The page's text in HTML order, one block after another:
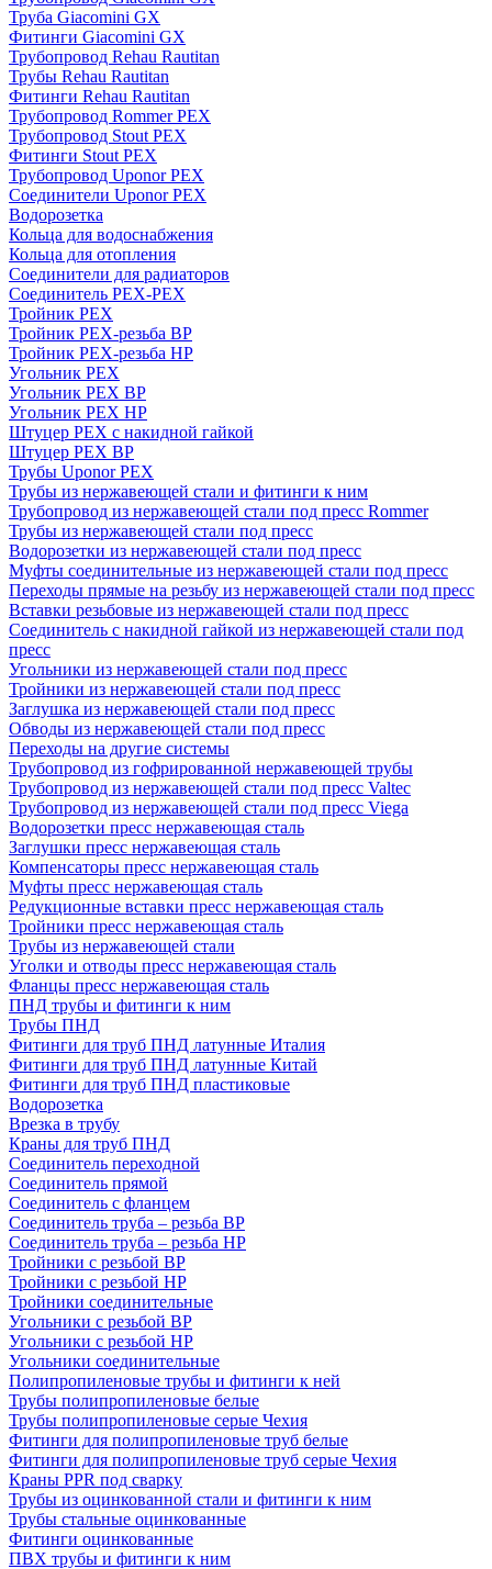
Труба Giacomini GX
Фитинги Giacomini GX
Трубопровод Rehau Rautitan
Трубы Rehau Rautitan
Фитинги Rehau Rautitan
Трубопровод Rommer PEX
Трубопровод Stout PEX
Фитинги Stout PEX
Трубопровод Uponor PEX
Соединители Uponor PEX
Водорозетка
Кольца для водоснабжения
Кольца для отопления
Соединители для радиаторов
Соединитель PEX-PEX
Тройник PEX
Тройник PEX-резьба ВР
Тройник PEX-резьба НР
Угольник PEX
Угольник PEX ВР
Угольник PEX НР
Штуцер PEX c накидной гайкой
Штуцер PEX ВР
Трубы Uponor PEX
Трубы из нержавеющей стали и фитинги к ним
Трубопровод из нержавеющей стали под пресс Rommer
Трубы из нержавеющей стали под пресс
Водорозетки из нержавеющей стали под пресс
Муфты соединительные из нержавеющей стали под пресс
Переходы прямые на резьбу из нержавеющей стали под пресс
Вставки резьбовые из нержавеющей стали под пресс
Соединитель с накидной гайкой из нержавеющей стали под
пресс
Угольники из нержавеющей стали под пресс
Тройники из нержавеющей стали под пресс
Заглушка из нержавеющей стали под пресс
Обводы из нержавеющей стали под пресс
Переходы на другие системы
Трубопровод из гофрированной нержавеющей трубы
Трубопровод из нержавеющей стали под пресс Valtec
Трубопровод из нержавеющей стали под пресс Viega
Водорозетки пресс нержавеющая сталь
Заглушки пресс нержавеющая сталь
Компенсаторы пресс нержавеющая сталь
Муфты пресс нержавеющая сталь
Редукционные вставки пресс нержавеющая сталь
Тройники пресс нержавеющая сталь
Трубы из нержавеющей стали
Уголки и отводы пресс нержавеющая сталь
Фланцы пресс нержавеющая сталь
ПНД трубы и фитинги к ним
Трубы ПНД
Фитинги для труб ПНД латунные Италия
Фитинги для труб ПНД латунные Китай
Фитинги для труб ПНД пластиковые
Водорозетка
Врезка в трубу
Краны для труб ПНД
Соединитель переходной
Соединитель прямой
Соединитель с фланцем
Соединитель труба – резьба ВР
Соединитель труба – резьба НР
Тройники с резьбой ВР
Тройники с резьбой НР
Тройники соединительные
Угольники с резьбой ВР
Угольники с резьбой НР
Угольники соединительные
Полипропиленовые трубы и фитинги к ней
Трубы полипропиленовые белые
Трубы полипропиленовые серые Чехия
Фитинги для полипропиленовые труб белые
Фитинги для полипропиленовые труб серые Чехия
Краны PPR под сварку
Трубы из оцинкованной стали и фитинги к ним
Трубы стальные оцинкованные
Фитинги оцинкованные
ПВХ трубы и фитинги к ним